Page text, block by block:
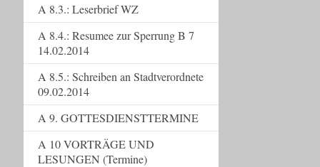
A 8.3.: Leserbrief WZ
A 8.4.: Resumee zur Sperrung B 7
14.02.2014
A 8.5.: Schreiben an Stadtverordnete
09.02.2014
A 9. GOTTESDIENSTTERMINE
A 10 VORTRÄGE UND
LESUNGEN (Termine)